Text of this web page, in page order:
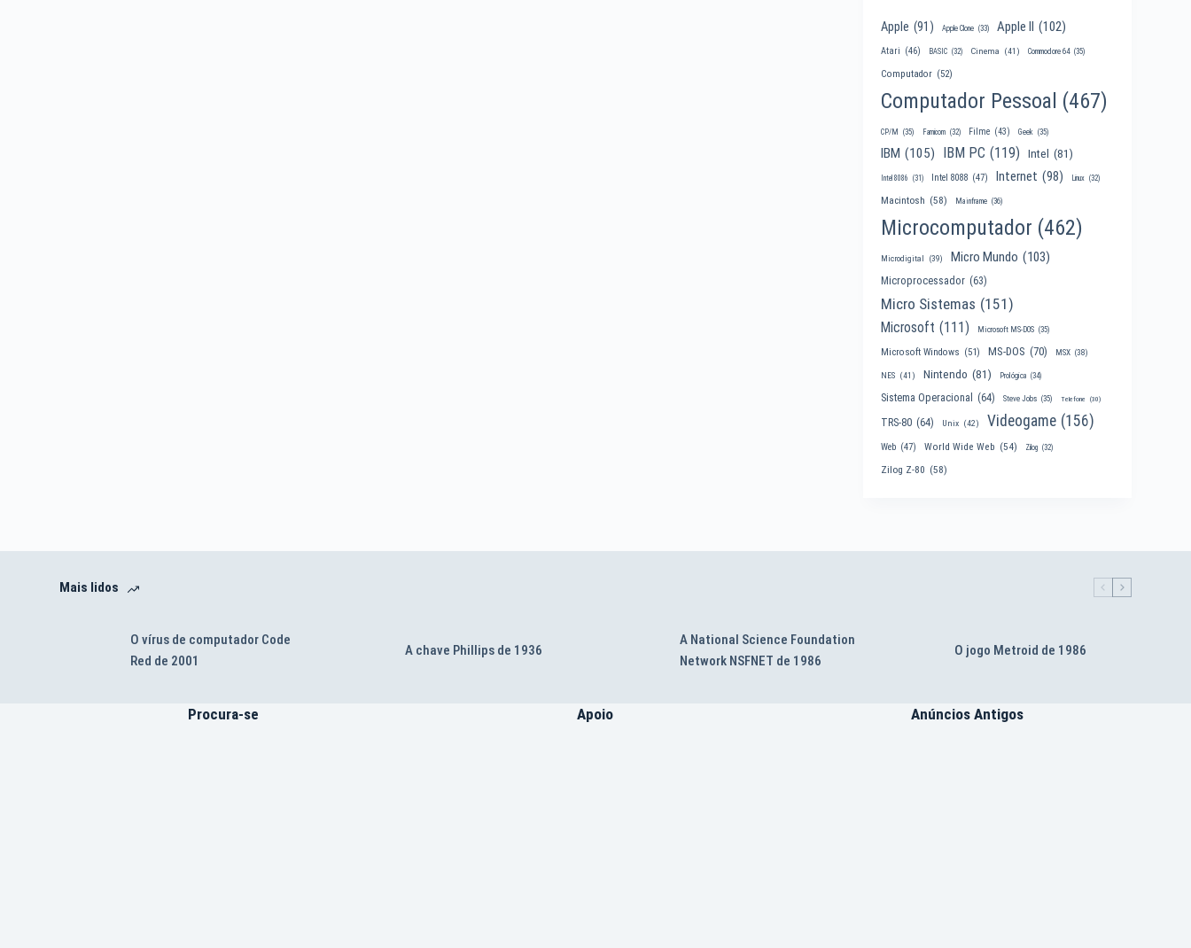
Apple (91) Apple Clone (33) Apple II (102)
Atari (46) BASIC (32) Cinema (41) Commodore 64 (35)
Computador (52)
Computador Pessoal (467)
CP/M (35) Famicom (32) Filme (43) Geek (35)
IBM (105) IBM PC (119) Intel (81)
Intel 8086 (31) Intel 8088 (47) Internet (98) Linux (32)
Macintosh (58) Mainframe (36)
Microcomputador (462)
Microdigital (39) Micro Mundo (103)
Microprocessador (63)
Micro Sistemas (151)
Microsoft (111) Microsoft MS-DOS (35)
Microsoft Windows (51) MS-DOS (70) MSX (38)
NES (41) Nintendo (81) Prológica (34)
Sistema Operacional (64) Steve Jobs (35) Telefone (30)
TRS-80 (64) Unix (42) Videogame (156)
Web (47) World Wide Web (54) Zilog (32)
Zilog Z-80 (58)
Mais lidos
O vírus de computador Code
Red de 2001
A chave Phillips de 1936
A National Science Foundation
Network NSFNET de 1986
O jogo Metroid de 1986
Procura-se Apoio Anúncios Antigos